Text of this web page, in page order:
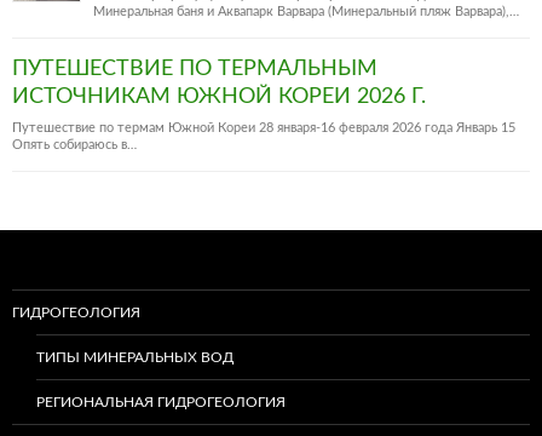
Минеральная баня и Аквапарк Варвара (Минеральный пляж Варвара),…
ПУТЕШЕСТВИЕ ПО ТЕРМАЛЬНЫМ
ИСТОЧНИКАМ ЮЖНОЙ КОРЕИ 2026 Г.
Путешествие по термам Южной Кореи 28 января-16 февраля 2026 года Январь 15
Опять собираюсь в…
ГИДРОГЕОЛОГИЯ
ТИПЫ МИНЕРАЛЬНЫХ ВОД
РЕГИОНАЛЬНАЯ ГИДРОГЕОЛОГИЯ